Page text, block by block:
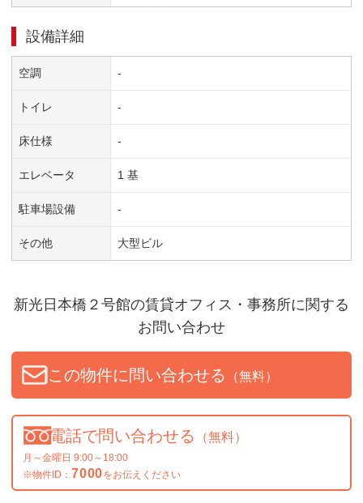
設備詳細
空調 -
トイレ -
床仕様 -
エレベータ 1 基
駐車場設備 -
その他 大型ビル
新光日本橋２号館の賃貸オフィス・事務所に関する
お問い合わせ
この物件に問い合わせる （無料）
電話で問い合わせる （無料）
月～金曜日 9:00～18:00
※物件ID： 7000をお伝えください